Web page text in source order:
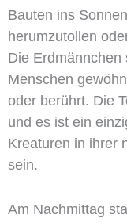
Bauten ins
herumzutollen
Die Erdmännchen
Menschen
oder berührt. Die
und es ist ein
Kreaturen in ihrer
sein.
Am Nachmittag